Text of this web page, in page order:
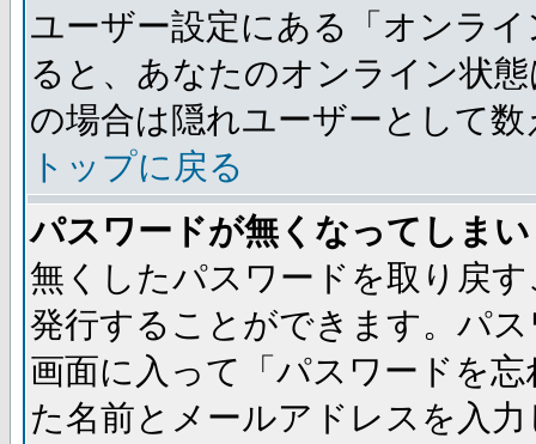
ユーザー設定にある「オンラ
ると、あなたのオンライン状
の場合は隠れユーザーとして
トップに戻る
パスワードが無くなってしま
無くしたパスワードを取り戻
発行することができます。パ
画面に入って「パスワードを
た名前とメールアドレスを入